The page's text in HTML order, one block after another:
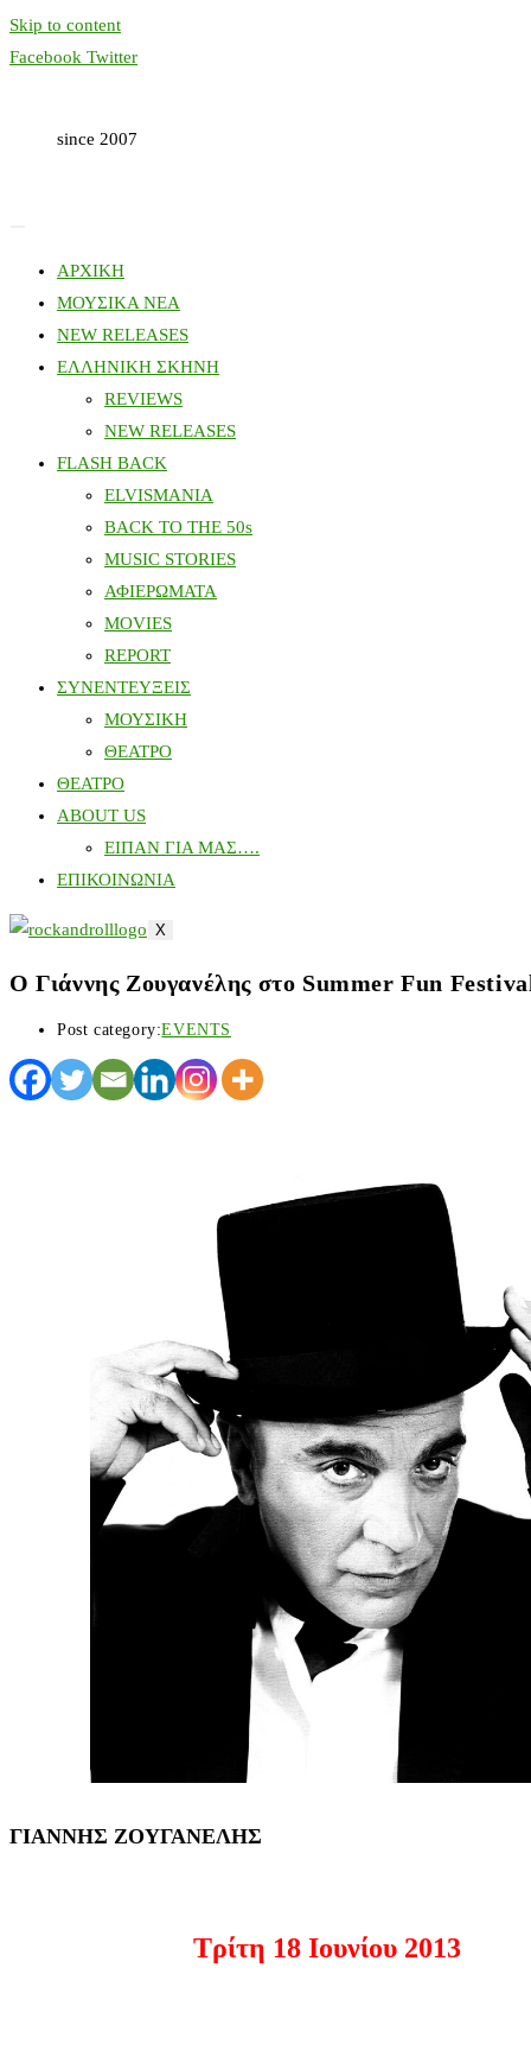
Skip to content
Facebook Twitter
since 2007
ΑΡΧΙΚΗ
ΜΟΥΣΙΚΑ ΝΕΑ
NEW RELEASES
ΕΛΛΗΝΙΚΗ ΣΚΗΝΗ
REVIEWS
NEW RELEASES
FLASH BACK
ELVISMANIA
BACK TO THE 50s
MUSIC STORIES
ΑΦΙΕΡΩΜΑΤΑ
MOVIES
REPORT
ΣΥΝΕΝΤΕΥΞΕΙΣ
ΜΟΥΣΙΚΗ
ΘΕΑΤΡΟ
ΘΕΑΤΡΟ
ABOUT US
ΕΙΠΑΝ ΓΙΑ ΜΑΣ….
ΕΠΙΚΟΙΝΩΝΙΑ
X
O Γιάννης Ζουγανέλης στο Summer Fun
Post category:EVENTS
ΓΙΑΝΝΗΣ ΖΟΥΓΑΝΕΛΗΣ
Τρίτη 18 Ιουνίου 2013